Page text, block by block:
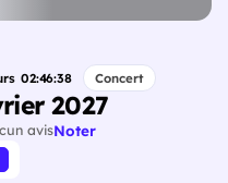
02:46:37 Concert
2027
avisNoter